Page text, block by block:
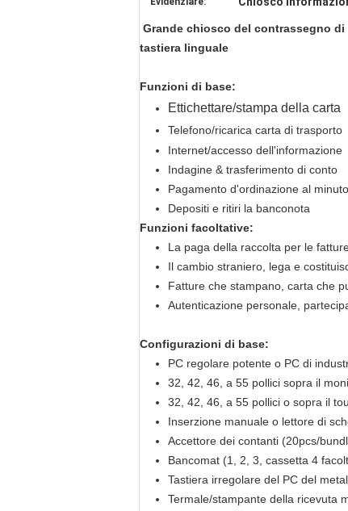
Grande chiosco del contrassegno
tastiera linguale
Funzioni di base:
Ettichettare/stampa della carta
Telefono/ricarica carta di trasporto
Internet/accesso dell'informazione
Indagine & trasferimento di conto
Pagamento d'ordinazione al minuto
Depositi e ritiri la banconota
Funzioni facoltative:
La paga della raccolta per le
Il cambio straniero, lega e
Fatture che stampano, carta che
Autenticazione personale,
Configurazioni di base:
PC regolare potente o PC di
32, 42, 46, a 55 pollici sopra il
32, 42, 46, a 55 pollici o sopra il
Inserzione manuale o lettore di
Accettore dei contanti (20pcs/
Bancomat (1, 2, 3, cassetta 4
Tastiera irregolare del PC del
Termale/stampante della ricevuta